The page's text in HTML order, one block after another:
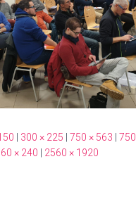
| 300 × 225 | 750 × 563 |
× 240 | 2560 × 1920